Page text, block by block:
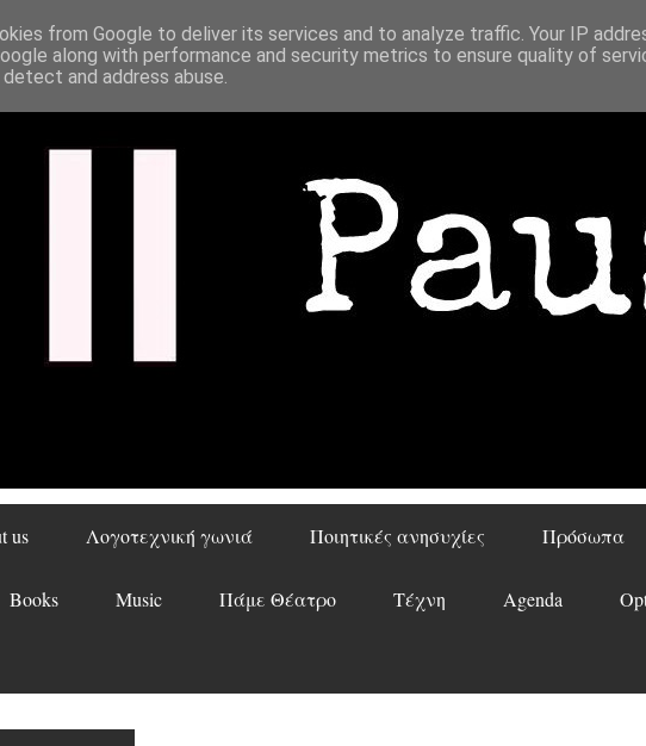
us Λογοτεχνική γωνιά Ποιητικές ανησυχίες Πρόσωπα
Books Music Πάμε Θέατρο Τέχνη Agenda
from Google to deliver its services and to analyze traffic. Your IP
along with performance and security metrics to ensure quality of
and address abuse.